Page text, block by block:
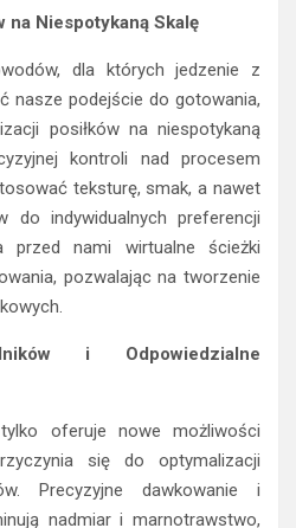
na Niespotykaną Skalę
dla których jedzenie z
nasze podejście do gotowania,
posiłków na niespotykaną
kontroli nad procesem
teksturę, smak, a nawet
do indywidualnych preferencji
przed nami wirtualne ścieżki
pozwalając na tworzenie
i Odpowiedzialne
oferuje nowe możliwości
się do optymalizacji
Precyzyjne dawkowanie i
nadmiar i marnotrawstwo,